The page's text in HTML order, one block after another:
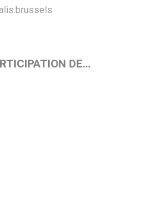
DE…